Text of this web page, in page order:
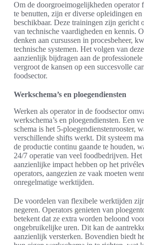
Om de doorgroeimogelijkheden operator
te benutten, zijn er diverse opleidingen en
beschikbaar. Deze trainingen zijn gericht
van technische vaardigheden en kennis.
denken aan cursussen in procesbeheer,
technische systemen. Het volgen van
aanzienlijk bijdragen aan de
vergroot de kansen op een succesvolle
foodsector.
Werkschema’s en ploegendiensten
Werken als operator in de foodsector
werkschema’s en ploegendiensten. Een
schema is het 5-ploegendienstenrooster,
verschillende shifts werkt. Dit systeem
de productie continu gaande te houden,
24/7 operatie van veel foodbedrijven. Het
aanzienlijke impact hebben op het
operators, aangezien ze vaak moeten
onregelmatige werktijden.
De voordelen van flexibele werktijden
negeren. Operators genieten van
betekent dat ze extra worden beloond
ongebruikelijke uren. Dit kan de
aanzienlijk versterken. Bovendien biedt